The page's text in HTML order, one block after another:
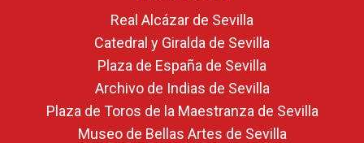
Real Alcázar de Sevilla
Catedral y Giralda de Sevilla
Plaza de España de Sevilla
Archivo de Indias de Sevilla
Plaza de Toros de la Maestranza de Sevilla
Museo de Bellas Artes de Sevilla